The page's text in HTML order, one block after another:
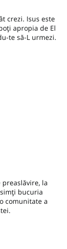
crezi. Isus este
apropia de El
te să-L urmezi.
la
bucuria
comunitate a